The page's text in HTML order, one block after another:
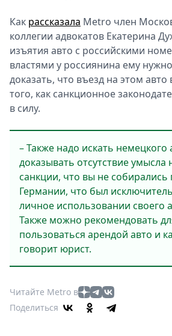
Как рассказала Metro член
коллегии адвокатов Екатерина
изъятия авто с российскими
властями у россиянина ему
доказать, что въезд на этом
того, как санкционное
в силу.
– Также надо искать немецкого
доказывать отсутствие умысла
санкции, что вы не собирались
Германии, что был
личное использовании своего
Также можно рекомендовать
пользоваться арендой авто и
говорит юрист.
Читайте Metro в
Поделиться